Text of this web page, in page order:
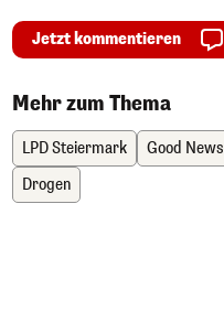
Jetzt kommentieren
Mehr zum Thema
LPD Steiermark Good News
Drogen